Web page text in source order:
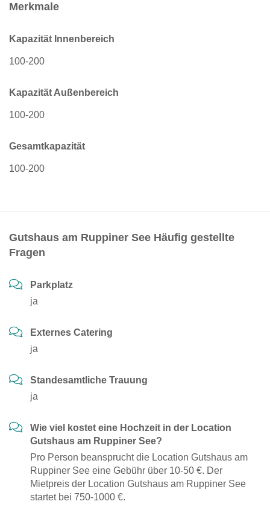
Merkmale
Kapazität Innenbereich
100-200
Kapazität Außenbereich
100-200
Gesamtkapazität
100-200
Gutshaus am Ruppiner See Häufig gestellte
Fragen
Parkplatz
ja
Externes Catering
ja
Standesamtliche Trauung
ja
Wie viel kostet eine Hochzeit in der Location
Gutshaus am Ruppiner See?
Pro Person beansprucht die Location Gutshaus am
Ruppiner See eine Gebühr über 10-50 €. Der
Mietpreis der Location Gutshaus am Ruppiner See
startet bei 750-1000 €.